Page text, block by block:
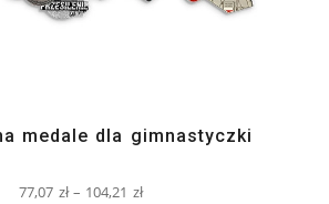
medale dla gimnastyczki
77,07 zł – 104,21 zł